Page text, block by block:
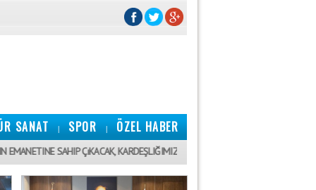
SANAT | SPOR | ÖZEL HABER
SAHIP ÇıKACAK, KARDEŞLIĞIMIZI GÜÇLENDIRECEĞIZ"